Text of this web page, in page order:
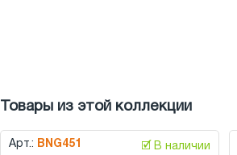
Товары из этой коллекции
Арт.: BNG451 🗹 В наличии